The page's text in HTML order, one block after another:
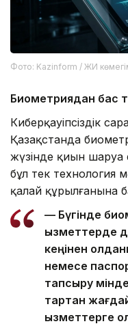
Фото: Kazinform / ЖИ
Биометриядан бас
Киберқауіпсіздік
Қазақстанда
жүзінде қиын шаруа
бұл тек технология
қалай құрылғанына
— Бүгінде
қызметтерде
кеңінен
немесе
тапсыру
тартқан
қызметтерге